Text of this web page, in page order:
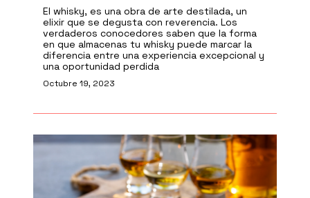
El whisky, es una obra de arte destilada, un
elixir que se degusta con reverencia. Los
verdaderos conocedores saben que la forma
en que almacenas tu whisky puede marcar la
diferencia entre una experiencia excepcional y
una oportunidad perdida
Octubre 19, 2023